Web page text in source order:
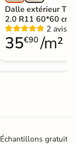
Dalle extérieur
2.0 R11 60*60 cm
2 avis
35€90 /m²
Échantillons gratuit